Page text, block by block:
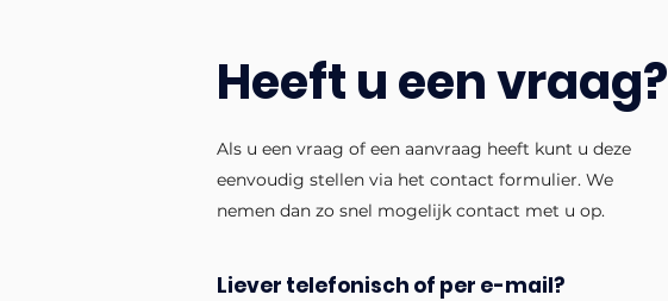
Heeft u een vraag?
Als u een vraag of een aanvraag heeft kunt u deze
eenvoudig stellen via het contact formulier. We
nemen dan zo snel mogelijk contact met u op.
Liever telefonisch of per e-mail?